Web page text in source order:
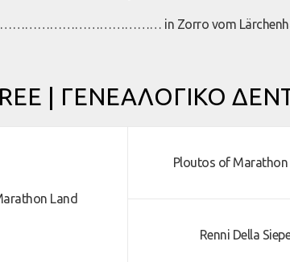
in Zorro vom
| ΓΕΝΕΑΛΟΓΙΚΟ
Land
Ploutos of Marathon
Renni Della